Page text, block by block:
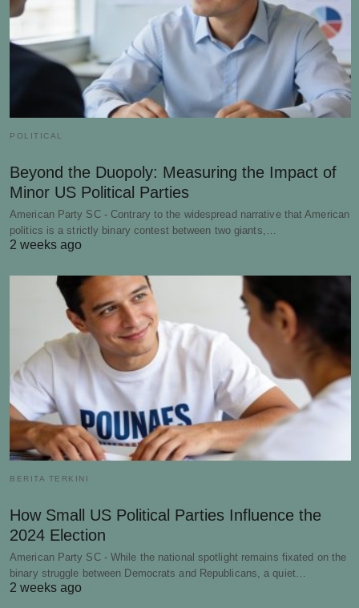
POLITICAL
Beyond the Duopoly: Measuring the Impact of
Minor US Political Parties
American Party SC - Contrary to the widespread narrative that American
politics is a strictly binary contest between two giants,…
2 weeks ago
BERITA TERKINI
How Small US Political Parties Influence the
2024 Election
American Party SC - While the national spotlight remains fixated on the
binary struggle between Democrats and Republicans, a quiet…
2 weeks ago